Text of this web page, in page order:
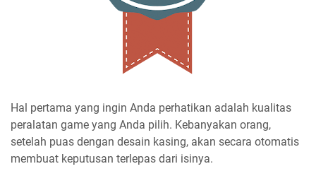
Hal pertama yang ingin Anda perhatikan adalah kualitas
peralatan game yang Anda pilih. Kebanyakan orang,
setelah puas dengan desain kasing, akan secara otomatis
membuat keputusan terlepas dari isinya.